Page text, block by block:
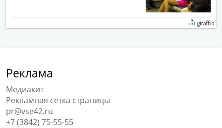
Реклама
Медиакит
Рекламная сетка страницы
pr@vse42.ru
+7 (3842) 75-55-55